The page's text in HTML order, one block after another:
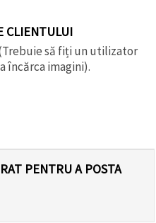
CLIENTULUI
să fiți un utilizator
încărca imagini).
PENTRU A POSTA